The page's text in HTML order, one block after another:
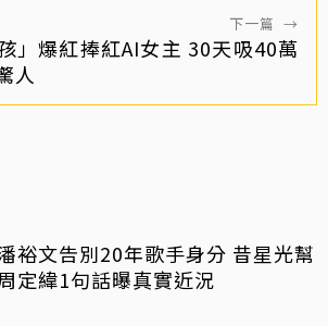
下一篇 →
」爆紅捧紅AI女主 30天吸40萬
人
裕文告別20年歌手身分 昔星光幫
定緯1句話曝真實近況